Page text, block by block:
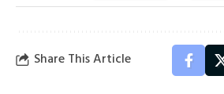
Share This Article